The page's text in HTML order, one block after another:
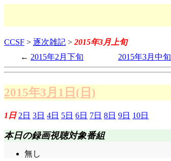
CCSF > 逐次雑記 >2015年3月上旬
2015年2月下旬
2015年3月中旬
2015年3月1日(日)
1日 2日 3日 4日 5日 6日 7日 8日 9日 10日
本日の録画視聴対象番組
無し